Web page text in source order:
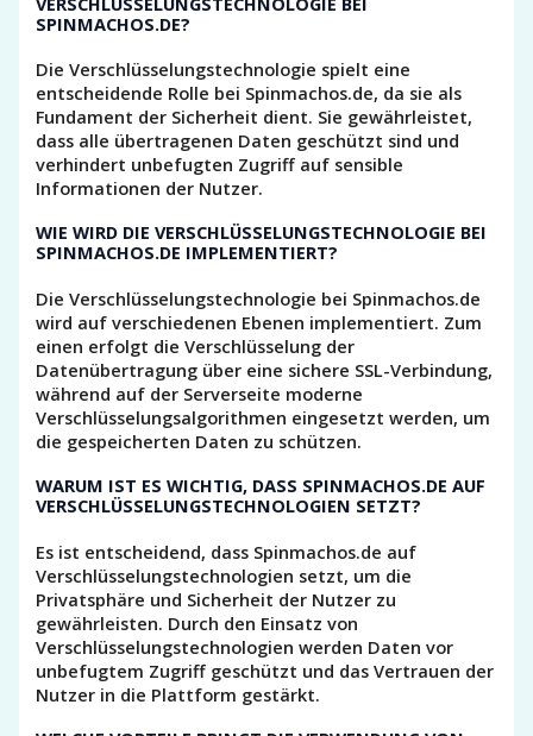
SPINMACHOS.DE?
Die Verschlüsselungstechnologie spielt eine
entscheidende Rolle bei Spinmachos.de, da sie als
Fundament der Sicherheit dient. Sie gewährleistet,
dass alle übertragenen Daten geschützt sind und
verhindert unbefugten Zugriff auf sensible
Informationen der Nutzer.
WIE WIRD DIE VERSCHLÜSSELUNGSTECHNOLOGIE BEI
SPINMACHOS.DE IMPLEMENTIERT?
Die Verschlüsselungstechnologie bei Spinmachos.de
wird auf verschiedenen Ebenen implementiert. Zum
einen erfolgt die Verschlüsselung der
Datenübertragung über eine sichere SSL-Verbindung,
während auf der Serverseite moderne
Verschlüsselungsalgorithmen eingesetzt werden, um
die gespeicherten Daten zu schützen.
WARUM IST ES WICHTIG, DASS SPINMACHOS.DE AUF
VERSCHLÜSSELUNGSTECHNOLOGIEN SETZT?
Es ist entscheidend, dass Spinmachos.de auf
Verschlüsselungstechnologien setzt, um die
Privatsphäre und Sicherheit der Nutzer zu
gewährleisten. Durch den Einsatz von
Verschlüsselungstechnologien werden Daten vor
unbefugtem Zugriff geschützt und das Vertrauen der
Nutzer in die Plattform gestärkt.